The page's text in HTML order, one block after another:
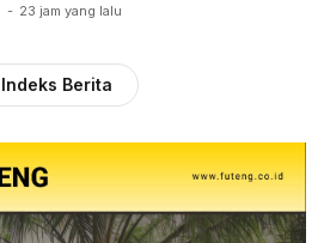
23 jam yang lalu
Indeks Berita